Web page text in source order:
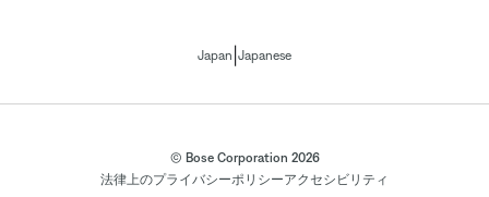
Japan Japanese
© Bose Corporation 2026
法律上のプライバシーポリシーアクセシビリティ